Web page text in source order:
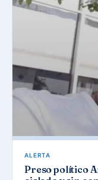
ALERTA
Preso político